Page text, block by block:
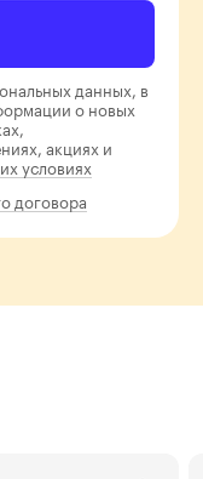
данных, в
о новых
акциях и
условиях
договора